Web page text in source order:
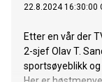
22.8.2024 16:30:00
Etter en vår der
2-sjef Olav T.
sportsøyeblikk